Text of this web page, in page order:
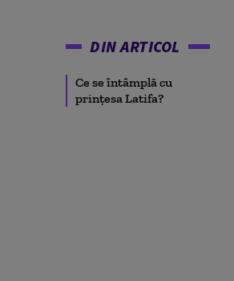
DIN ARTICOL
Ce se întâmplă cu
prințesa Latifa?